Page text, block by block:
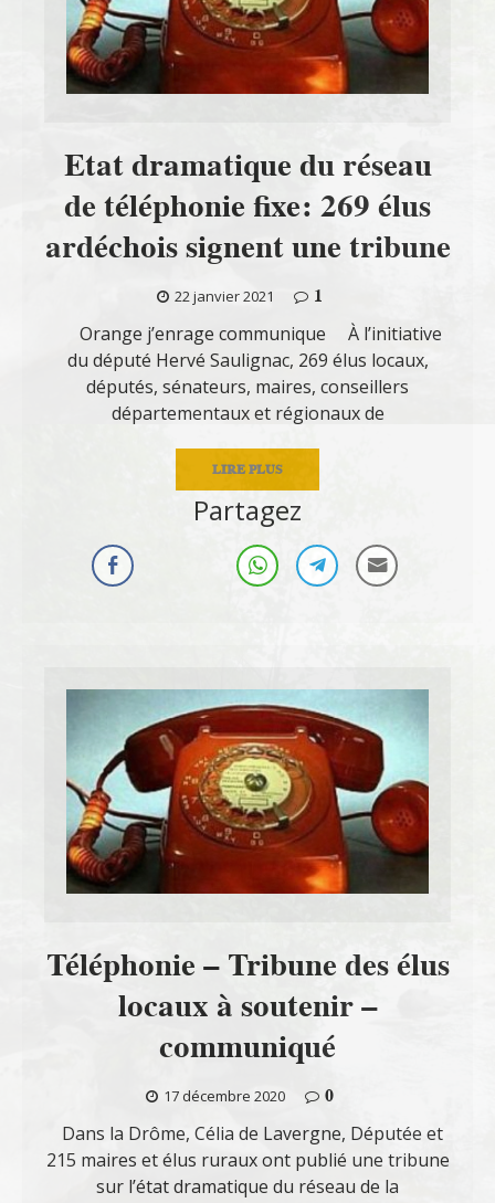
Etat dramatique du réseau
de téléphonie fixe: 269 élus
ardéchois signent une tribune
22 janvier 2021
1
Orange j’enrage communique À l’initiative
du député Hervé Saulignac, 269 élus locaux,
députés, sénateurs, maires, conseillers
départementaux et régionaux de
LIRE PLUS
Partagez
Téléphonie – Tribune des élus
locaux à soutenir –
communiqué
17 décembre 2020
0
Dans la Drôme, Célia de Lavergne, Députée et
215 maires et élus ruraux ont publié une tribune
sur l’état dramatique du réseau de la